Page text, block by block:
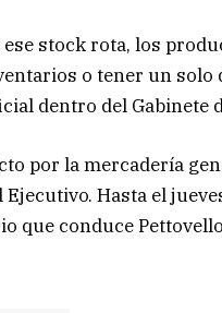
ese stock rota, los
o tener un solo
dentro del Gabinete
por la mercadería
Ejecutivo. Hasta el
que conduce